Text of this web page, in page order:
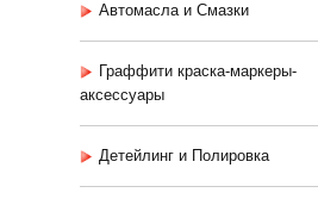
Автомасла и Смазки
Граффити краска-маркеры-
аксессуары
Детейлинг и Полировка